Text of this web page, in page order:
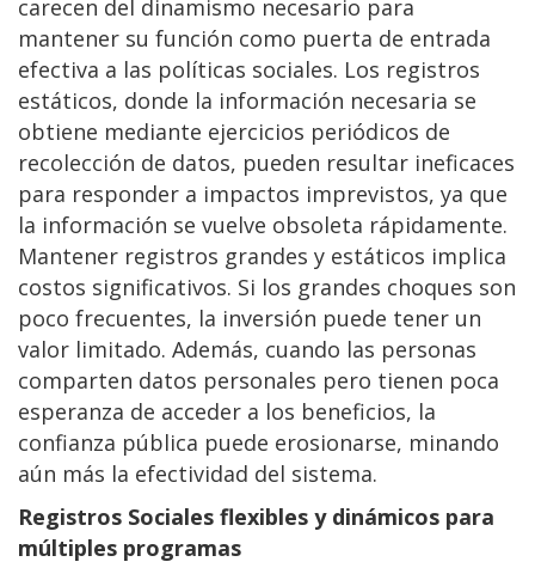
carecen del dinamismo necesario para
mantener su función como puerta de entrada
efectiva a las políticas sociales. Los registros
estáticos, donde la información necesaria se
obtiene mediante ejercicios periódicos de
recolección de datos, pueden resultar ineficaces
para responder a impactos imprevistos, ya que
la información se vuelve obsoleta rápidamente.
Mantener registros grandes y estáticos implica
costos significativos. Si los grandes choques son
poco frecuentes, la inversión puede tener un
valor limitado. Además, cuando las personas
comparten datos personales pero tienen poca
esperanza de acceder a los beneficios, la
confianza pública puede erosionarse, minando
aún más la efectividad del sistema.
Registros Sociales flexibles y dinámicos para
múltiples programas